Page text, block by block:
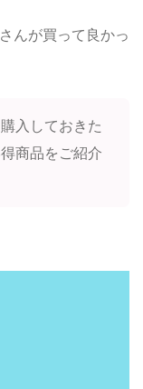
んが買って良かっ
入しておきた
商品をご紹介